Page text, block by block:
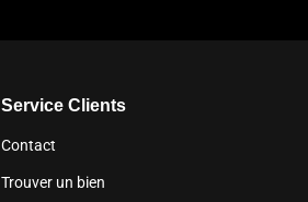
Service Clients
Contact
Trouver un bien